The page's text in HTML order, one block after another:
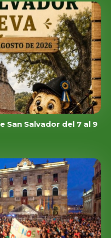
San Salvador del 7 al 9